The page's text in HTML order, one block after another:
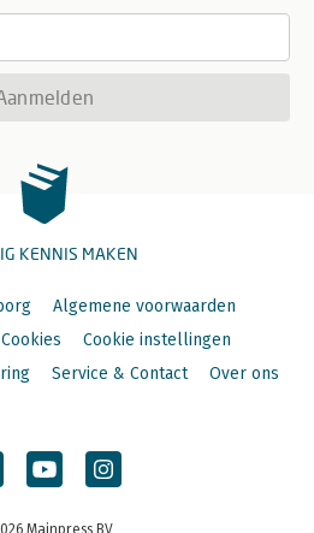
KENNIS MAKEN
Algemene voorwaarden
Cookies
Cookie instellingen
Service & Contact Over ons
Mainpress BV